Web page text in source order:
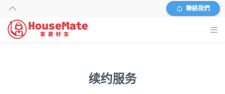
聯絡我們
续约服务